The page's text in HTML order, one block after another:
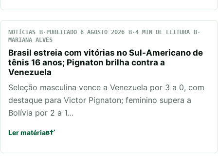
NOTÍCIAS PUBLICADO 6 AGOSTO 2026
4 MIN DE LEITURA
MARIANA ALVES
Brasil estreia com vitórias no Sul-Americano de
tênis 16 anos; Pignaton brilha contra a
Venezuela
Seleção masculina vence a Venezuela por 3 a 0, com
destaque para Victor Pignaton; feminino supera a
Bolívia por 2 a 1…
Ler matéria